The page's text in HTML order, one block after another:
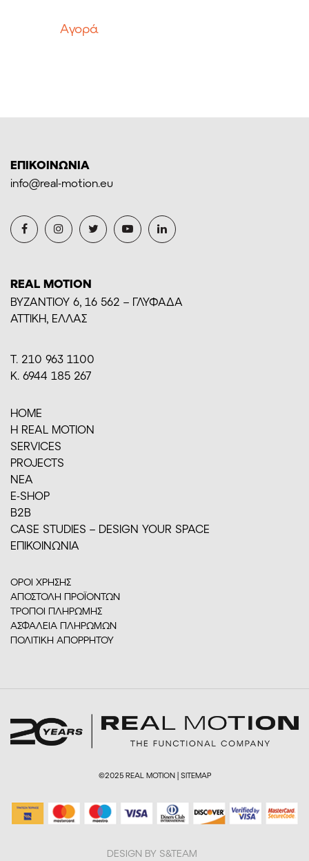
was:
304,17€.
Aγορά
ΕΠΙΚΟΙΝΩΝΙΑ
info@real-motion.eu
REAL MOTION
BYZANTIOY 6, 16 562 – ΓΛΥΦΑΔΑ
ΑΤΤΙΚΗ, ΕΛΛΑΣ
Τ. 210 963 1100
Κ. 6944 185 267
HOME
H REAL MOTION
SERVICES
PROJECTS
ΝΕΑ
E-SHOP
Β2Β
CASE STUDIES – DESIGN YOUR SPACE
ΕΠΙΚΟΙΝΩΝΙΑ
ΟΡΟΙ ΧΡΗΣΗΣ
ΑΠΟΣΤΟΛΗ ΠΡΟΪΟΝΤΩΝ
ΤΡΟΠΟΙ ΠΛΗΡΩΜΗΣ
ΑΣΦΑΛΕΙΑ ΠΛΗΡΩΜΩΝ
ΠΟΛΙΤΙΚΗ ΑΠΟΡΡΗΤΟΥ
©2025 REAL MOTION | SITEMAP
DESIGN BY S&TEAM